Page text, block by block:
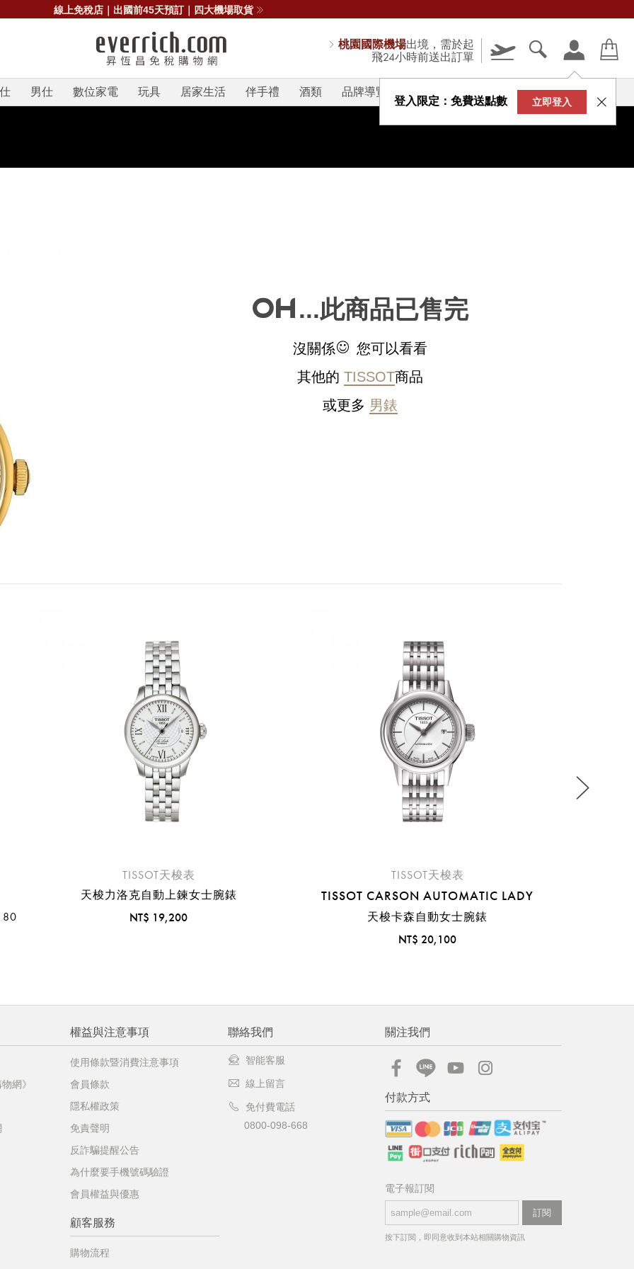
線上免稅店｜出國前45天預訂｜四大機場取貨
桃園國際機場出境，需於起
飛24小時前送出訂單
登入限定：免費送點數 立即登入
男仕 數位家電 玩具 居家生活 伴手禮 酒類 品牌導覽 V-STORY
高雄國際機場(KHH)
國際線出境旅客使用
場的下單時間皆不相同，細節或訂購流程指引，請瀏覽
...此商品已售完
沒關係
您可以看看
其他的 TISSOT商品
或更多 男錶
80
TISSOT天梭表
天梭力洛克自動上鍊女士腕錶
NT$ 19,200
TISSOT天梭表
TISSOT CARSON AUTOMATIC LADY
天梭卡森自動女士腕錶
NT$ 20,100
網》
權益與注意事項
使用條款暨消費注意事項
會員條款
隱私權政策
免責聲明
反詐騙提醒公告
為什麼要手機號碼驗證
會員權益與優惠
顧客服務
購物流程
聯絡我們
智能客服
線上留言
免付費電話
0800-098-668
關注我們
付款方式
電子報訂閱
訂閱
按下訂閱，即同意收到本站相關購物資訊